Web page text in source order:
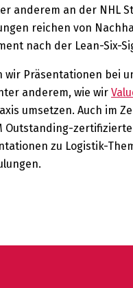
anderem an der NHL
reichen von
nach der Lean-Six-
Präsentationen bei
anderem, wie wir
umsetzen. Auch im
Outstanding-
zu Logistik-